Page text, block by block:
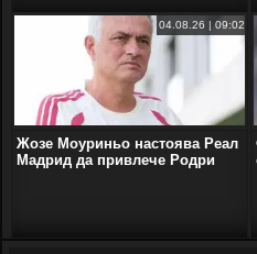
04.08.26 | 09:02
Жозе Моуриньо настоява Реал
Мадрид да привлече Родри